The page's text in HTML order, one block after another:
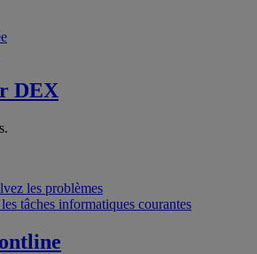
DEX
les problèmes
tâches informatiques courantes